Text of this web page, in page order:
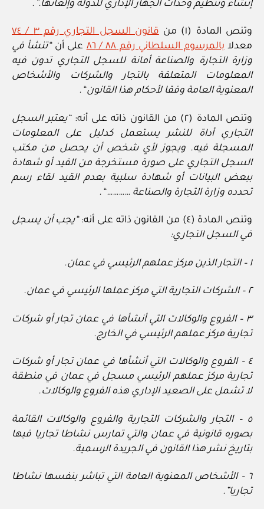
إنشاء وتنظيم وحدات الجهاز الإداري للدولة وإلغائها.”.
وتنص المادة (١) من
قانون السجل التجاري رقم ٣ / ٧٤
معدلابالمرسوم السلطاني رقم ٨٨ / ٨٦ على أن“تنشأ في
وزارة التجارة والصناعة أمانة للسجل التجاري تدون فيه
المعلومات المتعلقة بالتجار والشركات والأشخاص
المعنوية العامة وفقا لأحكام هذا القانون “.
وتنص المادة (٢) من القانون ذاته على أنه:
“يعتبر السجل
التجاري أداة للنشر يستعمل كدليل على المعلومات
المسجلة فيه. ويجوز لأي شخص أن يحصل من مكتب
السجل التجاري على صورة مستخرجة من القيد أو شهادة
ببعض البيانات أو شهادة سلبية بعدم القيد لقاء رسم
تحدده وزارة التجارة والصناعة ………… “.
وتنص المادة (٤) من القانون ذاته على أنه:
“يجب أن يسجل
في السجل التجاري:
١ – التجار الذين مركز عملهم الرئيسي في عمان.
٢ – الشركات التجارية التي مركز عملها الرئيسي في عمان.
٣ – الفروع والوكالات التي أنشأها في عمان تجار أو شركات
تجارية مركز عملهم الرئيسي في الخارج.
٤ – الفروع والوكالات التي أنشأها في عمان تجار أو شركات
تجارية مركز عملهم الرئيسي مسجل في عمان في منطقة
لا تشمل على الصعيد الإداري هذه الفروع والوكالات.
٥ – التجار والشركات التجارية والفروع والوكالات القائمة
بصوره قانونية في عمان والتي تمارس نشاطا تجاريا فيها
بتاريخ نشر هذا القانون في الجريدة الرسمية.
٦ – الأشخاص المعنوية العامة التي تباشر بنفسها نشاطا
تجاريا”.